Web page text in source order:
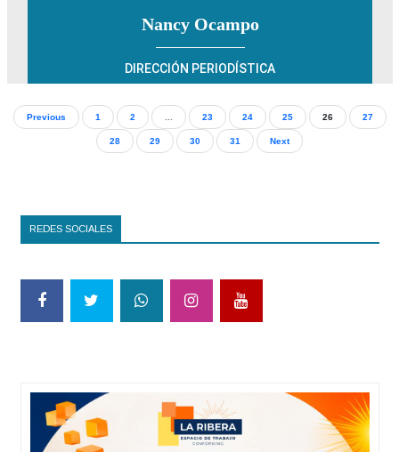
Previous 1 2 ... 23 24 25 26 27
28 29 30 31 Next
REDES SOCIALES